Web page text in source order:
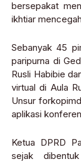
bersepakat
ikhtiar
Sebanyak 45
paripurna di
Rusli Habibie
virtual di Aula
Unsur
aplikasi
Ketua DPRD
sejak